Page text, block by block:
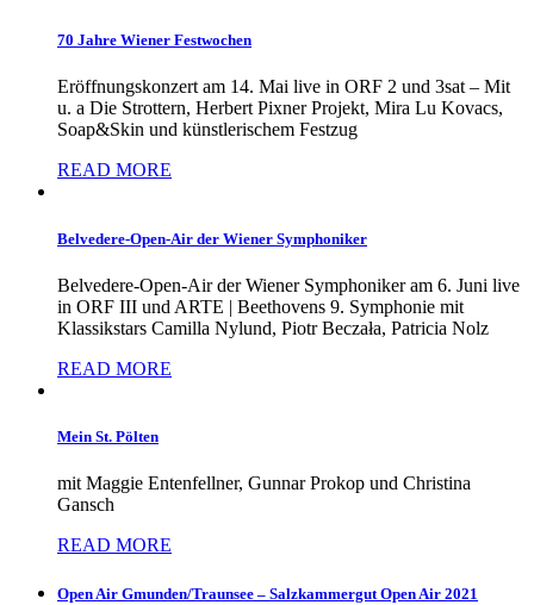
70 Jahre Wiener Festwochen
Eröffnungskonzert am 14. Mai live in ORF 2 und 3sat – Mit
u. a Die Strottern, Herbert Pixner Projekt, Mira Lu Kovacs,
Soap&Skin und künstlerischem Festzug
READ MORE
Belvedere-Open-Air der Wiener Symphoniker
Belvedere-Open-Air der Wiener Symphoniker am 6. Juni live
in ORF III und ARTE | Beethovens 9. Symphonie mit
Klassikstars Camilla Nylund, Piotr Beczała, Patricia Nolz
READ MORE
Mein St. Pölten
mit Maggie Entenfellner, Gunnar Prokop und Christina
Gansch
READ MORE
Open Air Gmunden/Traunsee – Salzkammergut Open Air 2021